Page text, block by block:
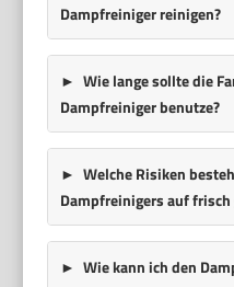
Dampfreiniger reinigen?
Wie lange sollte die
Dampfreiniger benutze?
Welche Risiken
Dampfreinigers auf
Wie kann ich den